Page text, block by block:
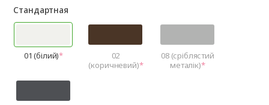
Стандартная
01 (білий)
02
(коричневий)
08 (сріблястий
металік)